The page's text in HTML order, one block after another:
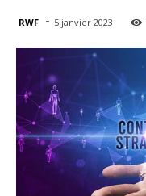
RWF - 5 janvier 2023